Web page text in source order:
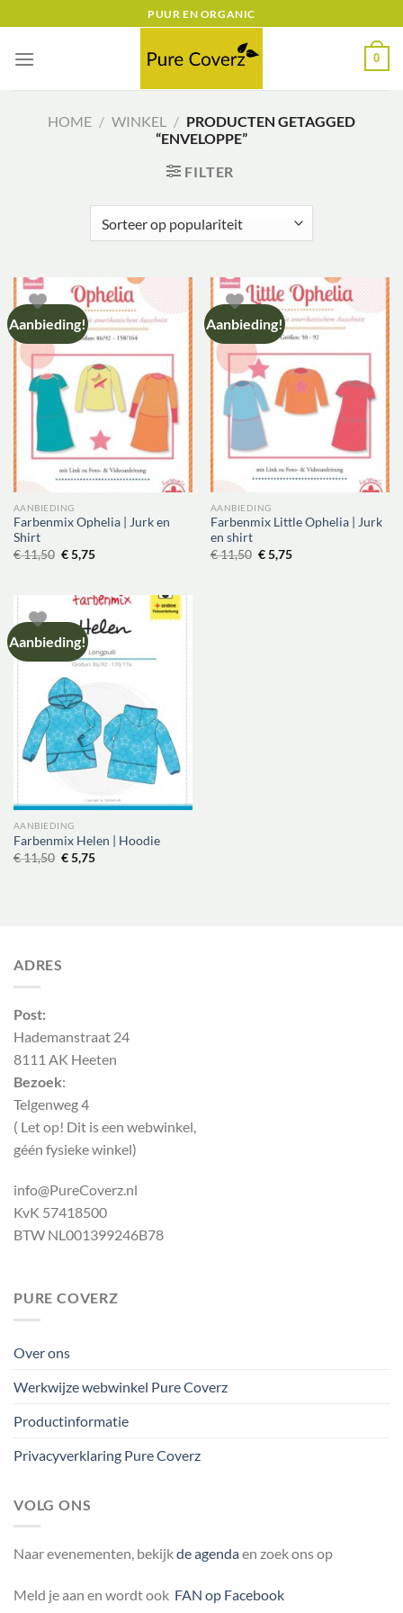
naar
inhoud
PUUR EN ORGANIC
0
HOME / WINKEL / PRODUCTEN GETAGGED
“ENVELOPPE”
FILTER
Aanbieding!
AANBIEDING
Farbenmix Ophelia | Jurk en
Shirt
€11,50 Oorspronkelijke
prijs
€5,75Huidige
Aanbieding!
AANBIEDING
Farbenmix Little Ophelia | Jurk
en shirt
€11,50 Oorspronkelijke
prijs
€5,75Huidige
Aanbieding!
AANBIEDING
Farbenmix Helen | Hoodie
€11,50 Oorspronkelijke
prijs
€5,75Huidige
ADRES
Post:
Hademanstraat 24
8111 AK Heeten
Bezoek:
Telgenweg 4
( Let op! Dit is een webwinkel,
géén fysieke winkel)
info@PureCoverz.nl
KvK 57418500
BTW NL001399246B78
PURE COVERZ
Over ons
Werkwijze webwinkel Pure Coverz
Productinformatie
Privacyverklaring Pure Coverz
VOLG ONS
Naar evenementen, bekijkde agendaen zoek ons op
Meld je aan en wordt ook FAN op Facebook